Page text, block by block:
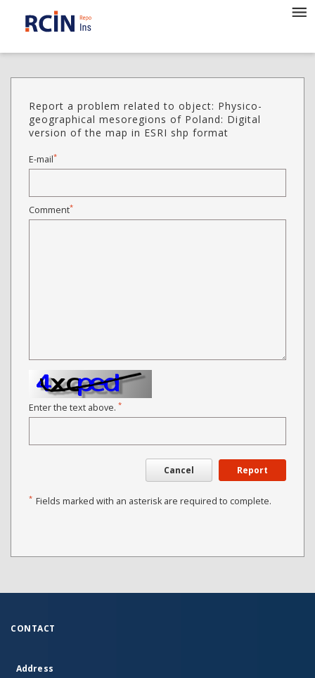
Report a problem related to object: Physico-
geographical mesoregions of Poland: Digital
version of the map in ESRI shp format
E-mail*
Comment*
Enter the text above. *
Cancel Report
* Fields marked with an asterisk are required to complete.
CONTACT
Address